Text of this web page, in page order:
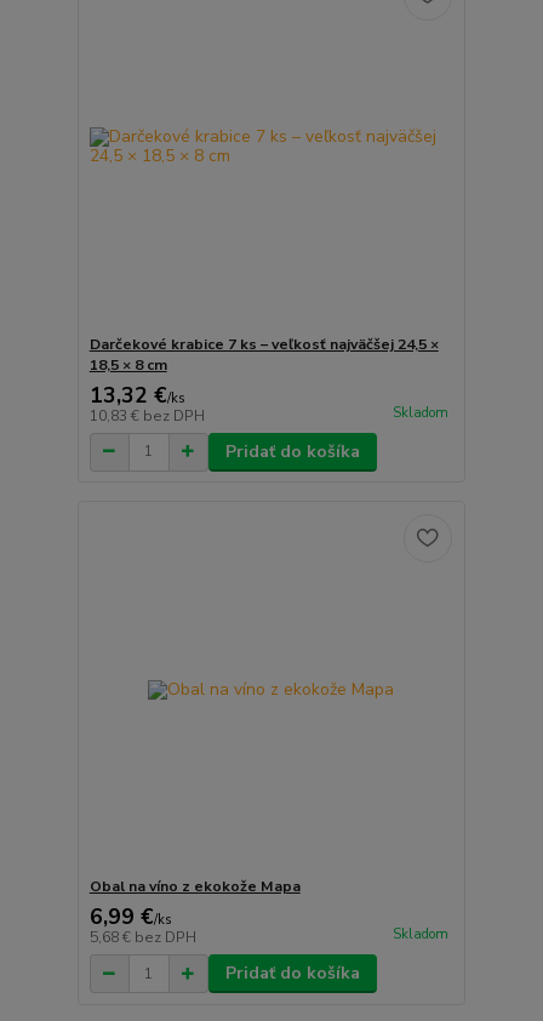
Darčekové krabice 7 ks – veľkosť najväčšej 24,5 ×
18,5 × 8 cm
13,32 €/ks
10,83 € bez DPH Skladom
Pridať do košíka
Obal na víno z ekokože Mapa
6,99 €/ks
5,68 € bez DPH Skladom
Pridať do košíka